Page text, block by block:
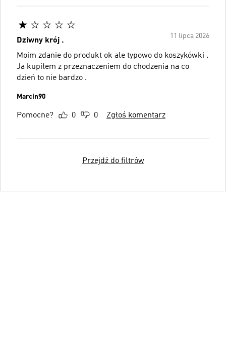
11 lipca 2026
Dziwny krój .
Moim zdanie do produkt ok ale typowo do koszykówki .
Ja kupiłem z przeznaczeniem do chodzenia na co
dzień to nie bardzo .
Marcin90
Pomocne? 0 0 Zgłoś komentarz
Przejdź do filtrów